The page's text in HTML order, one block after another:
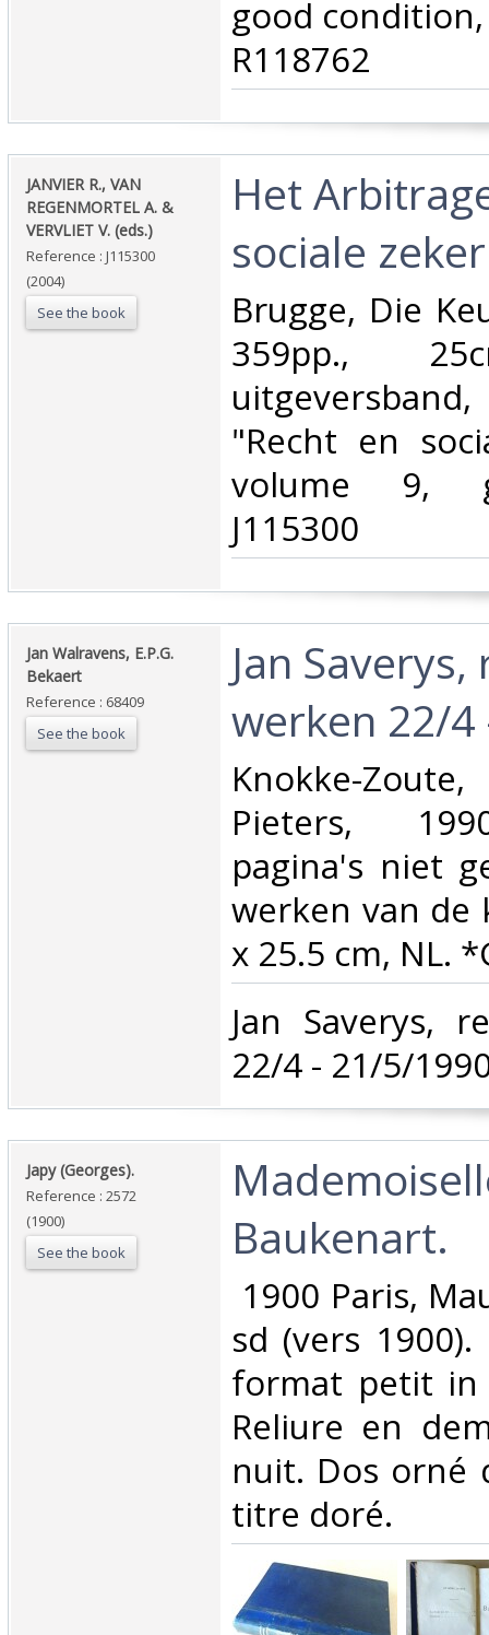
good
R118762‎
‎JANVIER R., VAN
REGENMORTEL A. &
VERVLIET V. (eds.)‎
Reference : J115300
(2004)
See the book
‎Het
sociale
‎Brugge, Die
359pp.,
"Recht en
volume 9,
J115300‎
‎Jan Walravens, E.P.G.
Bekaert‎
Reference : 68409
See the book
‎Jan
werken 22/
‎Knokke-
Pieters,
pagina's niet
werken van de
x 25.5 cm, NL.
‎Jan Saverys,
22/4 - 21/5/
‎Japy (Georges).‎
Reference : 2572
(1900)
See the book
Baukenart.‎
1900 Paris,
sd (vers
format petit in
Reliure en
nuit. Dos orné
titre doré.‎